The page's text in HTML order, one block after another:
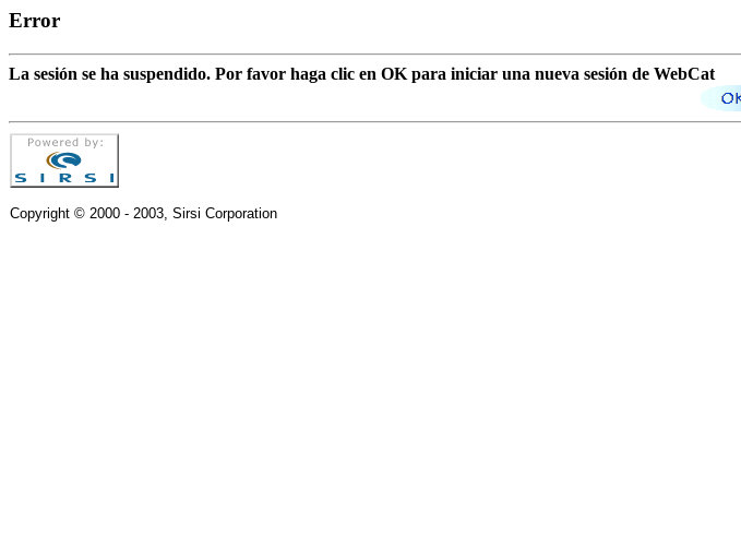
Error
La sesión se ha suspendido. Por favor haga clic en OK para iniciar una nueva sesión de WebCat
Copyright © 2000 - 2003, Sirsi Corporation